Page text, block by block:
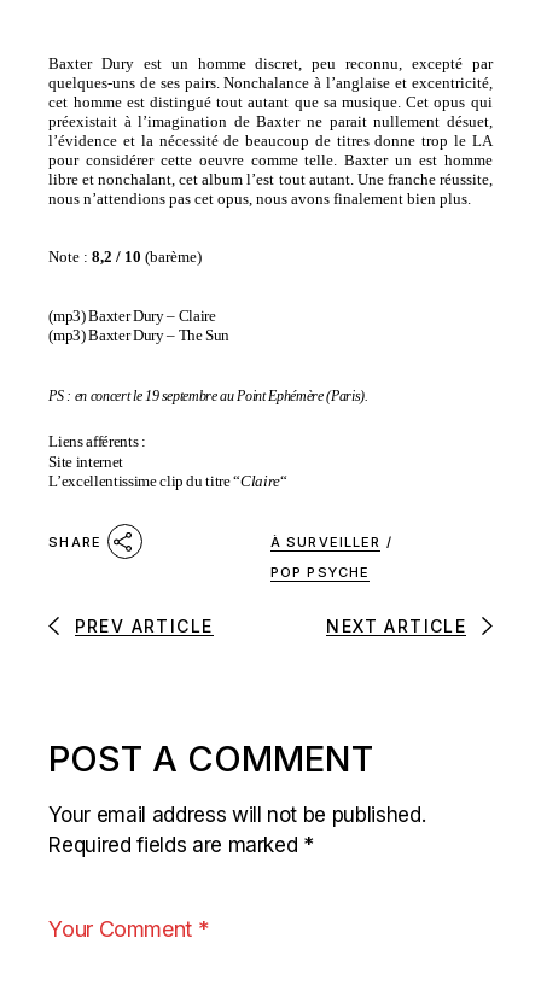
Baxter Dury est un homme discret, peu reconnu, excepté par
quelques-uns de ses pairs. Nonchalance à l’anglaise et excentricité,
cet homme est distingué tout autant que sa musique. Cet opus qui
préexistait à l’imagination de Baxter ne parait nullement désuet,
l’évidence et la nécessité de beaucoup de titres donne trop le LA
pour considérer cette oeuvre comme telle. Baxter un est homme
libre et nonchalant, cet album l’est tout autant. Une franche réussite,
nous n’attendions pas cet opus, nous avons finalement bien plus.
Note :8,2 / 10 (barème)
(mp3)Baxter Dury – Claire
(mp3)Baxter Dury – The Sun
PS : en concert le 19 septembre au Point Ephémère (Paris).
Liens afférents :
Site internet
L’excellentissime clip du titre “Claire“
SHARE À SURVEILLER /
POP PSYCHE
PREV ARTICLE NEXT ARTICLE
POST A COMMENT
Your email address will not be published.
Required fields are marked *